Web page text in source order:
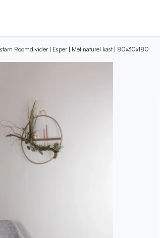
Roomdivider | Esper | Met naturel kast | 80x30x180